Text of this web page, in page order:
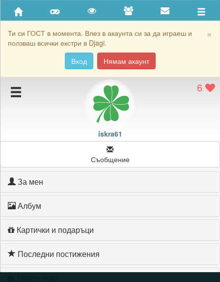
×
Ти си ГОСТ в момента. Влез в акаунта си за да играеш и
ползваш всички екстри в Djagi.
Вход
Нямам акаунт
Приятели
Хронология на игри
Подаръците на iskra61 6
iskra61
Съобщение
За мен
Албум
Картички и подаръци
Последни постижения